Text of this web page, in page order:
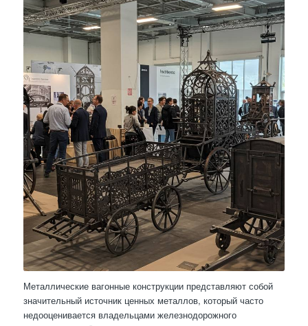
Металлические вагонные конструкции представляют собой
значительный источник ценных металлов, который часто
недооценивается владельцами железнодорожного